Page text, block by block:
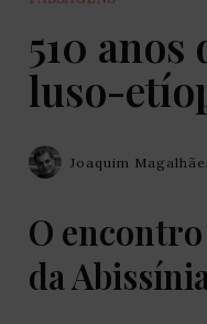
510 anos
luso-
Joaquim
O
da